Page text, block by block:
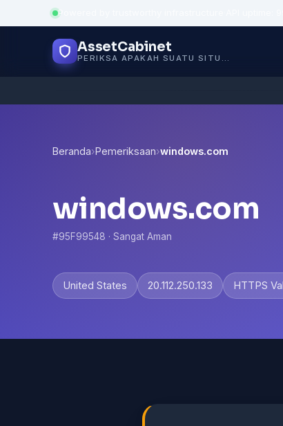
Powered by trustworthy infrastructure
AssetCabinet
PERIKSA APAKAH SUATU SITUS AMAN
Beranda›Pemeriksaan›windows.com
windows.com
#95F99548 · Sangat Aman
United States 20.112.250.133 HTTPS